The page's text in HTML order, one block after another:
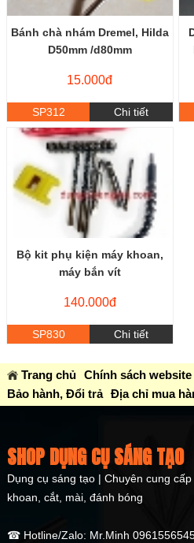
Bánh chà nhám Dremel, Hilda
D50mm /d80mm
15.000đ
SP312 Chi tiết
Bộ kit phụ kiện máy khoan,
máy bắn vít
140.000đ
SP830 Chi tiết
Trang chủ Chính sách website
Bảo hành, Đổi trả Địa chỉ mua
SHOP DỤNG CỤ SÁNG TẠO
Dụng cụ sáng tạo | Chuyên cung
khoan, cắt, mài, đánh bóng
☎ Hotline/Zalo: Mr.Minh